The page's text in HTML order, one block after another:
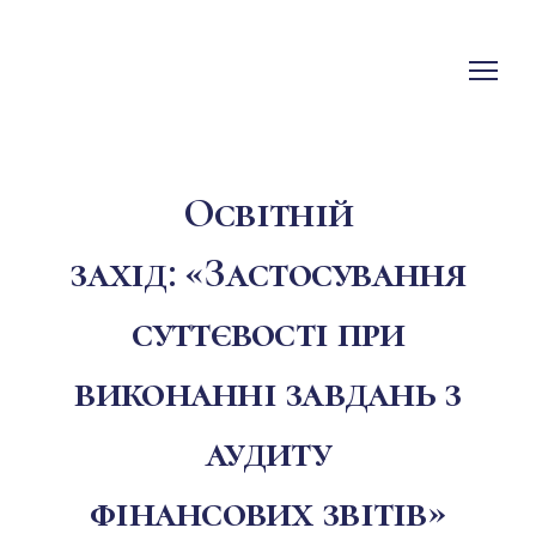
Освітній
захід: «Застосування
суттєвості при
виконанні завдань з
аудиту
фінансових звітів»